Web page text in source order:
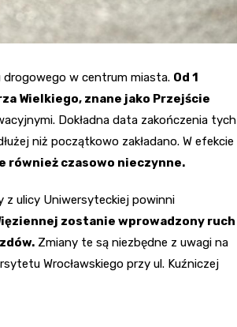
drogowego w centrum miasta. Od 1
Wielkiego, znane jako Przejście
Dokładna data zakończenia tych
niż początkowo zakładano. W efekcie
również czasowo nieczynne.
z ulicy Uniwersyteckiej powinni
zostanie wprowadzony ruch
Zmiany te są niezbędne z uwagi na
Wrocławskiego przy ul. Kuźniczej